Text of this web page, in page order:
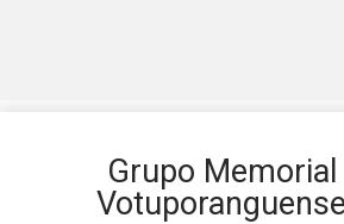
Grupo Memorial
Votuporanguense